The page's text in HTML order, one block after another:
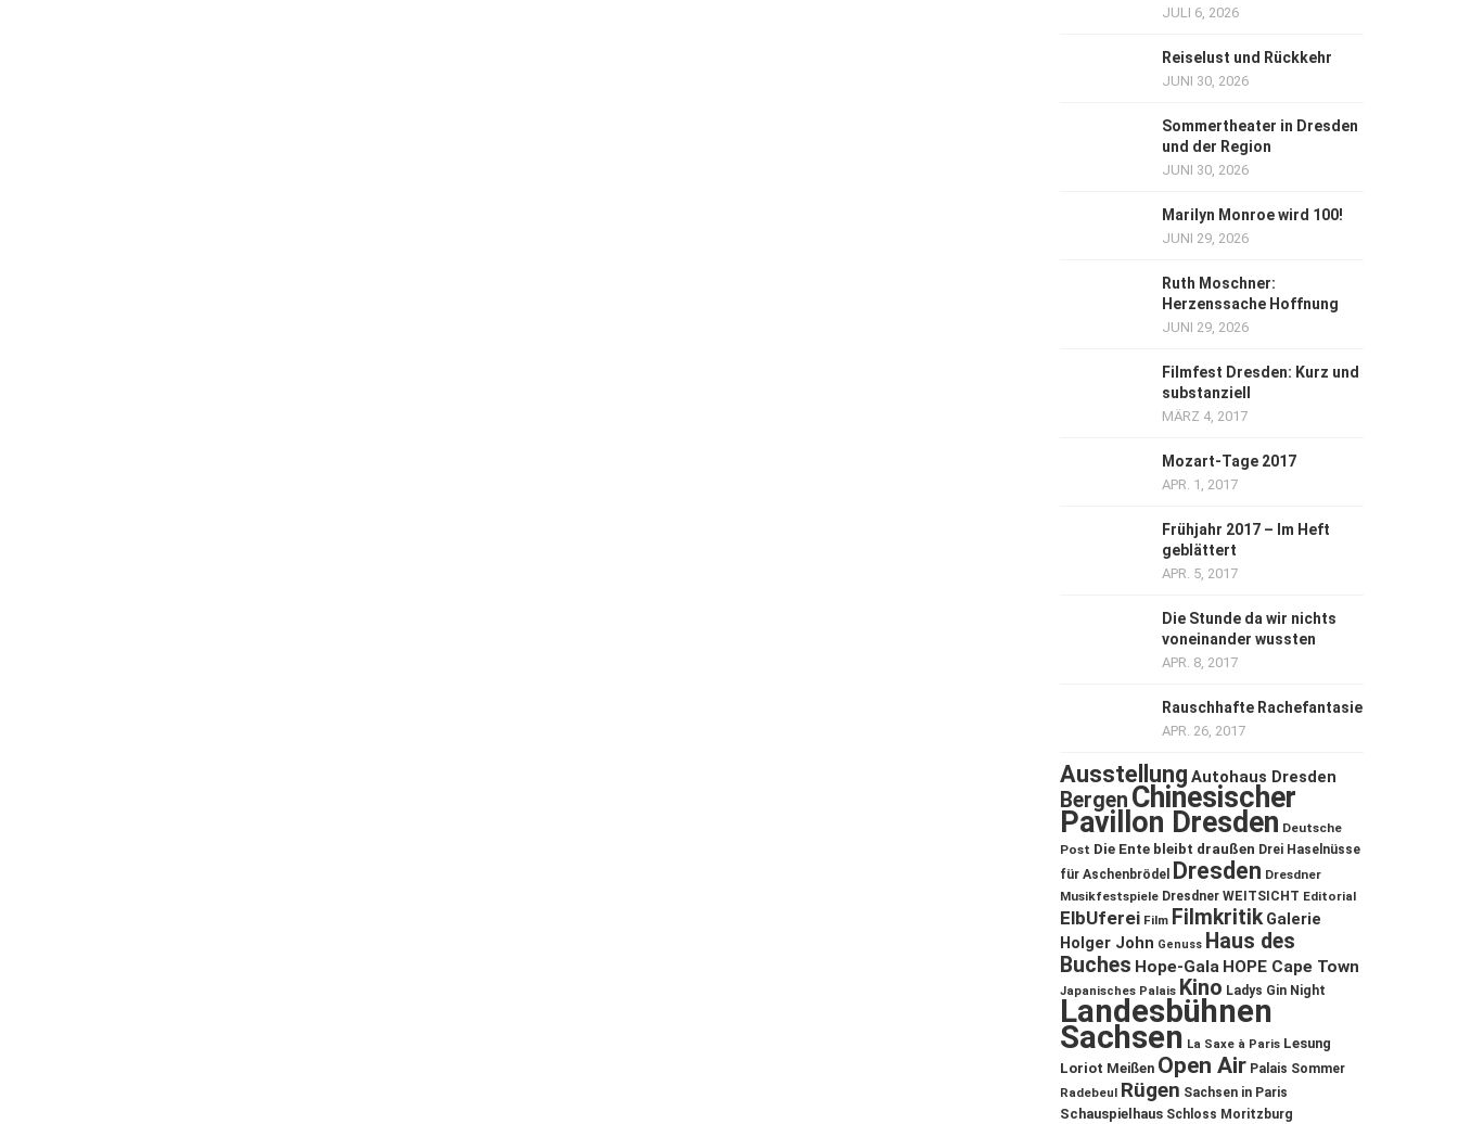
JULI 6, 2026
Reiselust und Rückkehr
JUNI 30, 2026
Sommertheater in Dresden
und der Region
JUNI 30, 2026
Marilyn Monroe wird 100!
JUNI 29, 2026
Ruth Moschner:
Herzenssache Hoffnung
JUNI 29, 2026
Filmfest Dresden: Kurz und
substanziell
MÄRZ 4, 2017
Mozart-Tage 2017
APR. 1, 2017
Frühjahr 2017 – Im Heft
geblättert
APR. 5, 2017
Die Stunde da wir nichts
voneinander wussten
APR. 8, 2017
Rauschhafte Rachefantasie
APR. 26, 2017
Ausstellung Autohaus Dresden
Bergen Chinesischer
Pavillon Dresden Deutsche
Post Die Ente bleibt draußen Drei Haselnüsse
für Aschenbrödel
Dresden Dresdner
Musikfestspiele Dresdner WEITSICHT Editorial
ElbUferei Film Filmkritik Galerie
Holger John Genuss Haus des
Buches Hope-Gala HOPE Cape Town
Japanisches Palais Kino Ladys Gin Night
Landesbühnen
Sachsen La Saxe à Paris Lesung
Loriot Meißen Open Air Palais Sommer
Radebeul Rügen Sachsen in Paris
Schauspielhaus Schloss Moritzburg